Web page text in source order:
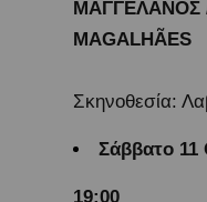
ΜΑΓΓΕΛΑΝΟΣ
MAGALHÃES
Σκηνοθεσία:
Σάββατο 11
19:00